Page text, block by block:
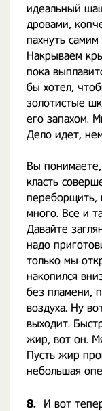
идеальный
дровами,
пахнуть
Накрываем
пока
бы хотел,
золотистые
его запахом.
Дело идет,
Вы
класть
переборщить,
много. Все и
Давайте
надо
только мы
накопился
без пламени,
воздуха. Ну
выходит.
жир, вот он.
Пусть жир
небольшая
8.
И вот